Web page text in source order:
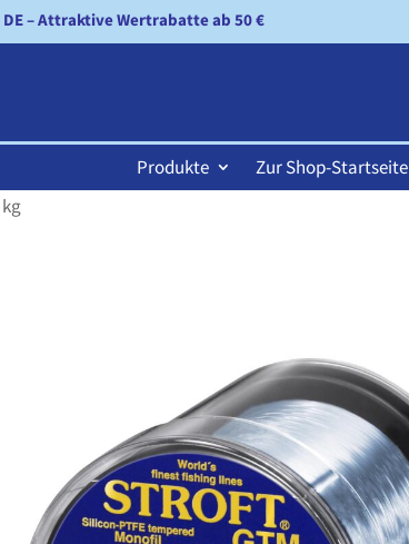
– Attraktive Wertrabatte ab 50 €
Produkte Zur Shop-Startseite
kg